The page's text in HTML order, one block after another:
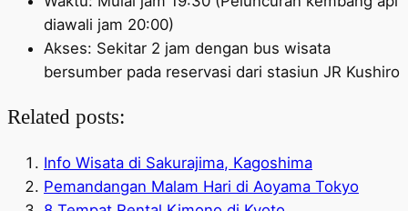
diawali jam 20:00)
Akses: Sekitar 2 jam dengan bus wisata
bersumber pada reservasi dari stasiun JR Kushiro
Related posts:
Info Wisata di Sakurajima, Kagoshima
Pemandangan Malam Hari di Aoyama Tokyo